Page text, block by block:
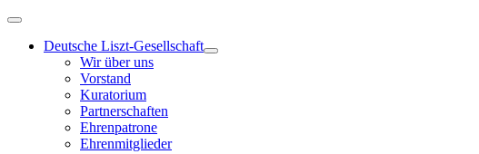
Deutsche Liszt-Gesellschaft
Wir über uns
Vorstand
Kuratorium
Partnerschaften
Ehrenpatrone
Ehrenmitglieder